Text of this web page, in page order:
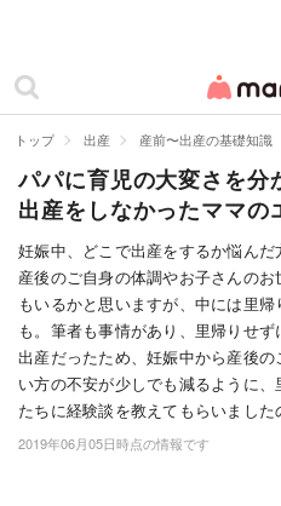
ママリ
カテゴリー一覧
妊娠
出産
赤ちゃん・育児
子育て・家族
病院
トップ 出産 産前〜出産の基礎知識
パパに育児の大変さを分
出産をしなかったママの
妊娠中、どこで出産をするか悩んだ
産後のご自身の体調やお子さんの
もいるかと思いますが、中には里
も。筆者も事情があり、里帰りせ
出産だったため、妊娠中から産後
い方の不安が少しでも減るように
たちに経験談を教えてもらいました
2019年06月05日時点の情報です